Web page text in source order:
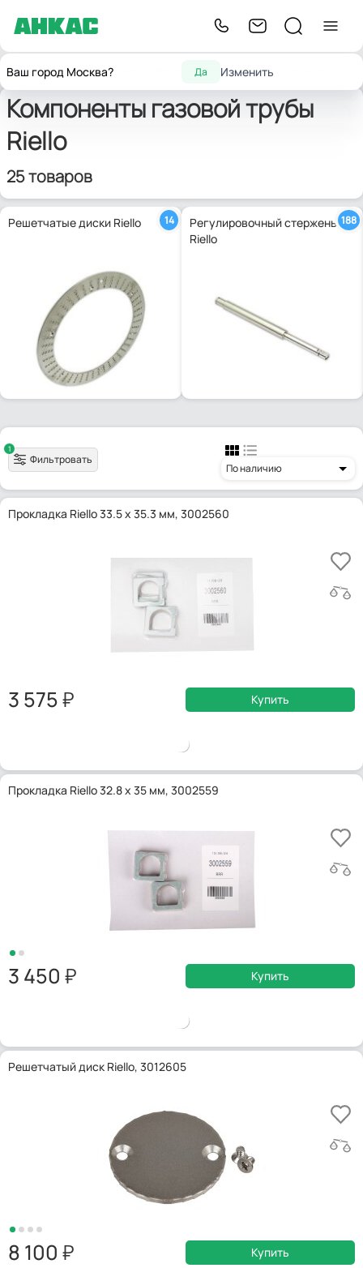
Ваш город Москва? Да Изменить
ГлавнаяЗапчасти для горелок Компоненты газовой трубы
Компоненты газовой трубы
Riello
25 товаров
Решетчатые диски Riello 14
Регулировочный стержень
Riello
188
1
Фильтровать
По наличию
Прокладка Riello 33.5 x 35.3 мм, 3002560
3 575 Купить
Прокладка Riello 32.8 x 35 мм, 3002559
3 450 Купить
Решетчатый диск Riello, 3012605
8 100 Купить